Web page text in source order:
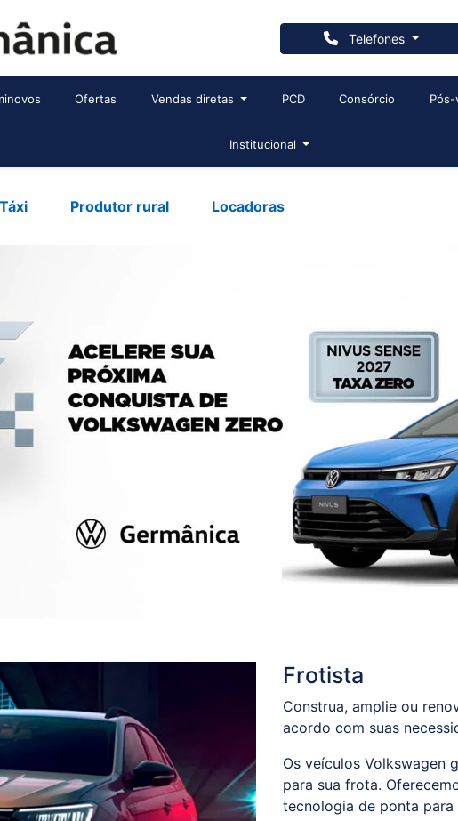
Telefones
Ofertas Vendas diretas PCD Consórcio Pós-
Institucional
Táxi Produtor rural Locadoras
Frotista
Construa, amplie ou
acordo com suas
Os veículos Volkswagen
para sua frota.
tecnologia de ponta para